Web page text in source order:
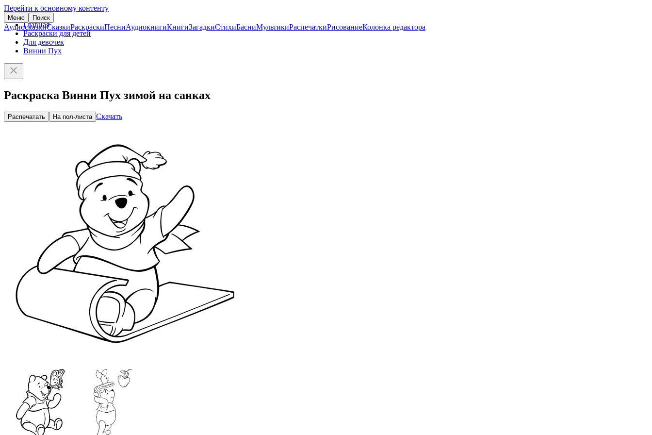
Перейти к основному контенту
Меню Поиск
АудиосказкиСказкиРаскраскиПесниАудиокнигиКнигиЗагадкиСтихиБасниМультикиРаспечаткиРисованиеКолонка редактора
Главная
Раскраски для детей
Для девочек
Винни Пух
Раскраска Винни Пух зимой на санках
Распечатать На пол-листа Скачать